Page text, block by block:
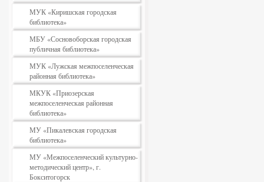
МУК «Киришская городская
библиотека»
МБУ «Сосновоборская городская
публичная библиотека»
МУК «Лужская межпоселенческая
районная библиотека»
МКУК «Приозерская
межпоселенческая районная
библиотека»
МУ «Пикалевская городская
библиотека»
МУ «Межпоселенческий культурно-
методический центр», г.
Бокситогорск